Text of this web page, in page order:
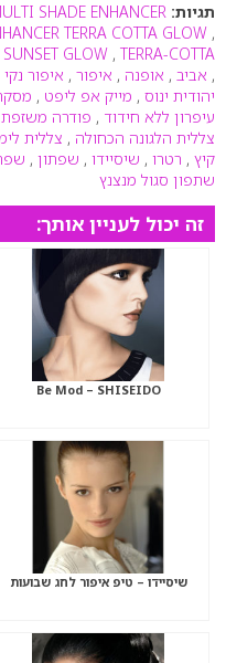
תגיות: SHADE ENHANCER
TERRA COTTA GLOW ,
SUNSET GLOW , TERRA-COTTA
, אביב , אופנה , איפור , איפור נקי
יהודית ינוס , מייק אפ ליפט ,
עיפרון ללא חידוד , פודרה משזפת
צללית הלגונה הכחולה , צללית
קיץ , רטרו , שיסיידו , שפתון ,
שתפון סגול מנצנץ
זה יכול לעניין אותך:
Be Mod – SHISEIDO
שיסיידו – טיפ איפור לחג שבועות